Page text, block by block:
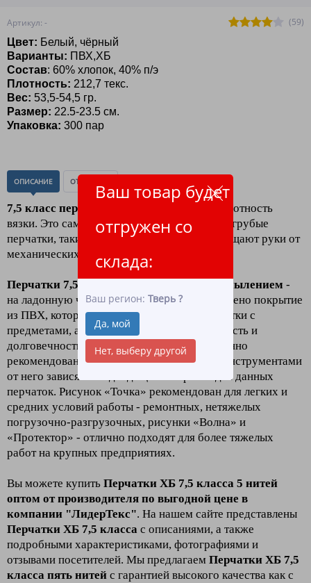
Ваш товар будет
отгружен со
склада:
Ваш регион:Тверь ?
Да, мой
Нет, выберу другой
Артикул: -
(59)
Цвет: Белый, чёрный
Варианты: ПВХ,ХБ
Состав: 60% хлопок, 40% п/э
Плотность: 212,7 текс.
Вес: 53,5-54,5 гр.
Размер: 22.5-23.5 см.
Упаковка: 300 пар
ОПИСАНИЕ ОТЗЫВЫ
7,5 класс перчаток хб
- обычная плотность
вязки. Это самые толстые, тяжелые и самые грубые
перчатки, такие перчатки лучше всего защищают руки от
механических повреждений.
Перчатки 7,5 класс пять нитей с ПВХ напылением -
на ладонную часть и пальцы перчаток нанесено покрытие
из ПВХ, которое улучшает сцепление перчатки с
предметами, а также увеличивает ее прочность и
долговечность. Перчатки с рисунком особенно
рекомендованы для работы с различными инструментами
от него зависят и подходящий тип работ для данных
перчаток. Рисунок «Точка» рекомендован для легких и
средних условий работы - ремонтных, нетяжелых
погрузочно-разгрузочных, рисунки «Волна» и
«Протектор» - отлично подходят для более тяжелых
работ на крупных предприятиях.
Вы можете купить Перчатки ХБ 7,5 класса 5 нитей
оптом от производителя по выгодной цене в
компании "ЛидерТекс". На нашем сайте представлены
Перчатки ХБ 7,5 класса с описаниями, а также
подробными характеристиками, фотографиями и
отзывами посетителей. Мы предлагаем Перчатки ХБ 7,5
класса пять нитей с гарантией высокого качества как с